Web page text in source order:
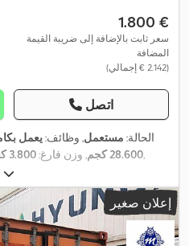
‏1.800 €
سعر ثابت بالإضافة إلى ضريبة القيمة
المضافة
(‏2.142 € إجمالي)
اتصل
الحالة: مستعمل, وظائف:يعمل
28.600 كجم
, وزن فارغ:3.800 كجم ,
إعلان صغير